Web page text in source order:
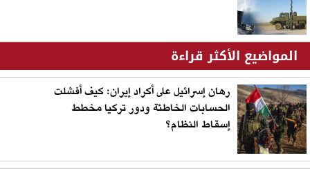
المواضيع الأكثر قراءة
رهان إسرائيل على أكراد إيران: كيف أفشلت
الحسابات الخاطئة ودور تركيا مخطط
إسقاط النظام؟